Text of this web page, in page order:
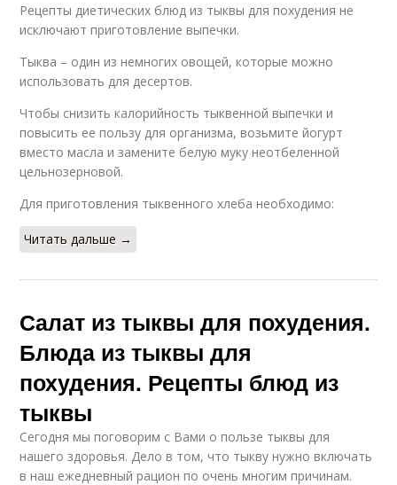
Рецепты диетических блюд из тыквы для похудения не
исключают приготовление выпечки.
Тыква – один из немногих овощей, которые можно
использовать для десертов.
Чтобы снизить калорийность тыквенной выпечки и
повысить ее пользу для организма, возьмите йогурт
вместо масла и замените белую муку неотбеленной
цельнозерновой.
Для приготовления тыквенного хлеба необходимо:
Читать дальше →
Салат из тыквы для похудения.
Блюда из тыквы для
похудения. Рецепты блюд из
тыквы
Сегодня мы поговорим с Вами о пользе тыквы для
нашего здоровья. Дело в том, что тыкву нужно включать
в наш ежедневный рацион по очень многим причинам.